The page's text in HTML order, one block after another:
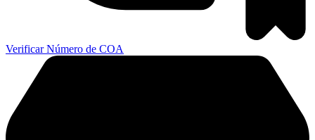
Verificar Número de COA